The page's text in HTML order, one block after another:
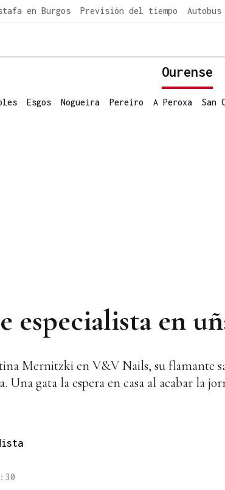
en Burgos Previsión del tiempo Autobus
Ourense
Esgos Nogueira Pereiro A Peroxa San
especialista en
Mernitzki en V&V Nails, su flamante
Una gata la espera en casa al acabar la